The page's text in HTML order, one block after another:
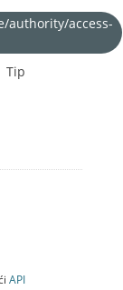
authority/access-
Tip
API